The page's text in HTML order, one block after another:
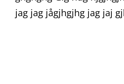
jag jag jågjhgjhg jag jaj